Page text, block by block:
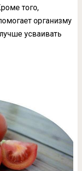
того,
организму
усваивать